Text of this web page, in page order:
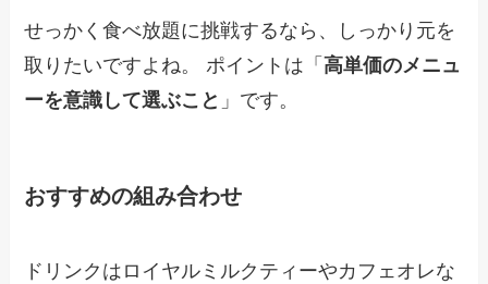
せっかく食べ放題に挑戦するなら、しっかり元を
取りたいですよね。 ポイントは「高単価のメニュ
ーを意識して選ぶこと 」です。
おすすめの組み合わせ
ドリンクはロイヤルミルクティーやカフェオレな